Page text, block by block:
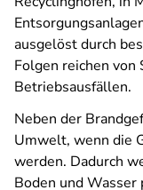
ausgelöst durch
Folgen reichen von
Betriebsausfällen.
Neben der
Umwelt, wenn die
werden. Dadurch
Boden und